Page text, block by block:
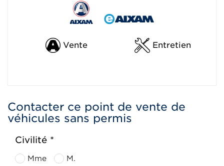
Vente Entretien
Contacter ce point de vente de
véhicules sans permis
Civilité *
Mme M.